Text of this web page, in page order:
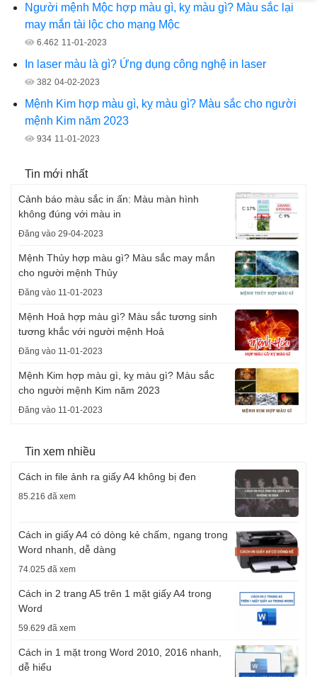
Người mệnh Mộc hợp màu gì, kỵ màu gì? Màu sắc lại
may mắn tài lộc cho mạng Mộc
6.462 11-01-2023
In laser màu là gì? Ứng dụng công nghệ in laser
382 04-02-2023
Mệnh Kim hợp màu gì, kỵ màu gì? Màu sắc cho người
mệnh Kim năm 2023
934 11-01-2023
Tin mới nhất
Cảnh báo màu sắc in ấn: Màu màn hình
không đúng với màu in
Đăng vào 29-04-2023
Mệnh Thủy hợp màu gì? Màu sắc may mắn
cho người mệnh Thủy
Đăng vào 11-01-2023
Mệnh Hoả hợp màu gì? Màu sắc tương sinh
tương khắc với người mệnh Hoả
Đăng vào 11-01-2023
Mệnh Kim hợp màu gì, kỵ màu gì? Màu sắc
cho người mệnh Kim năm 2023
Đăng vào 11-01-2023
Tin xem nhiều
Cách in file ảnh ra giấy A4 không bị đen
85.216 đã xem
Cách in giấy A4 có dòng kẻ chấm, ngang trong
Word nhanh, dễ dàng
74.025 đã xem
Cách in 2 trang A5 trên 1 mặt giấy A4 trong
Word
59.629 đã xem
Cách in 1 mặt trong Word 2010, 2016 nhanh,
dễ hiểu